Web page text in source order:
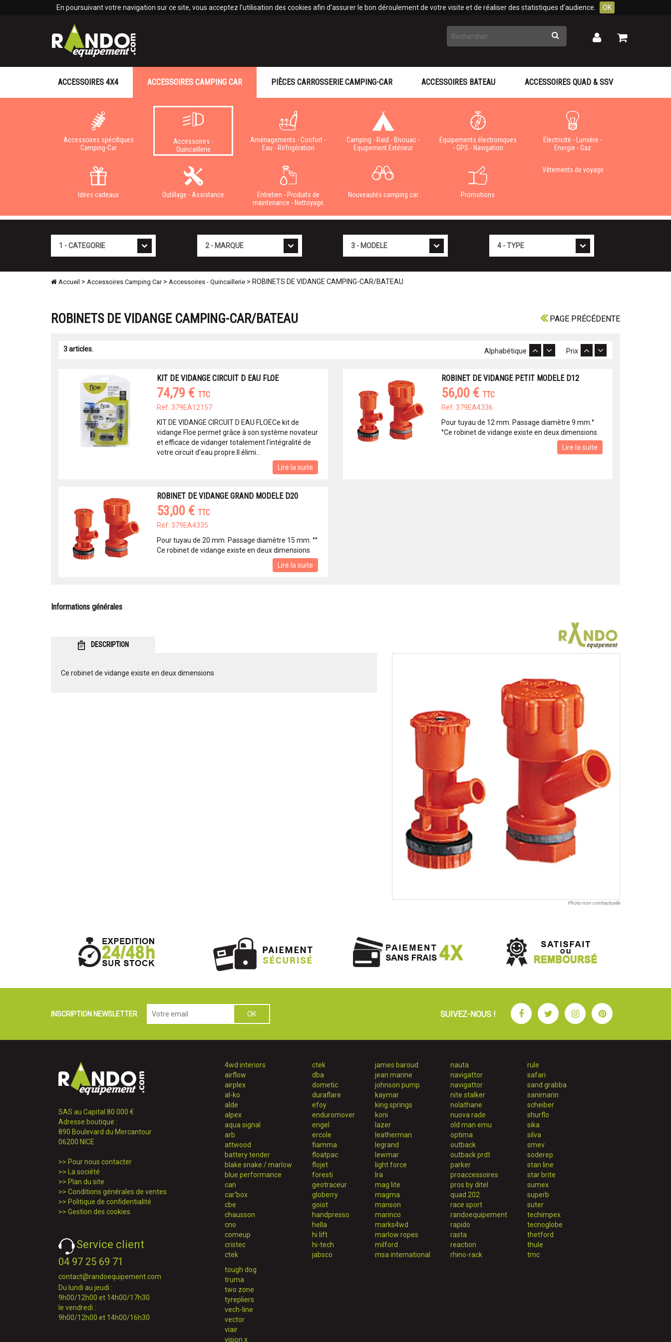
En poursuivant votre navigation sur ce site, vous acceptez l'utilisation des cookies afin d'assurer le bon déroulement de votre visite et de réaliser des statistiques d'audience. OK
Rechercher Mon
Mon
ACCESSOIRES 4X4 ACCESSOIRES CAMPING CAR
Accessoires spécifiques
Camping-Car
Accessoires -
Quincaillerie
Aménagements - Confort -
Eau - Réfrigération
Camping - Raid - Bivouac -
Equipement Extérieur
Equipements électroniques
- GPS - Navigation
Electricité - Lumière -
Energie - Gaz
Idées cadeaux Outillage - Assistance
Entretien - Produits de
maintenance - Nettoyage
Nouveautés camping car Promotions
Vêtements de voyage
PIÈCES CARROSSERIE CAMPING-CAR ACCESSOIRES BATEAU ACCESSOIRES QUAD & SSV
Accueil > Accessoires Camping Car> Accessoires - Quincaillerie > ROBINETS DE VIDANGE CAMPING-CAR/BATEAU
PAGE PRÉCÉDENTE
ROBINETS DE VIDANGE CAMPING-CAR/BATEAU
3 articles. Prix
Alphabétique
KIT DE VIDANGE CIRCUIT D EAU FLOE
74,79 € TTC
Réf: 379EA12157
KIT DE VIDANGE CIRCUIT D EAU FLOECe kit de
vidange Floe permet grâce à son système novateur
et efficace de vidanger totalement l'intégralité de
votre circuit d'eau propre.Il élimi...
Lire la suite
ROBINET DE VIDANGE PETIT MODELE D12
56,00 € TTC
Réf: 379EA4336
Pour tuyau de 12 mm. Passage diamètre 9 mm.°
°Ce robinet de vidange existe en deux dimensions
Lire la suite
ROBINET DE VIDANGE GRAND MODELE D20
53,00 € TTC
Réf: 379EA4335
Pour tuyau de 20 mm. Passage diamètre 15 mm. °°
Ce robinet de vidange existe en deux dimensions
Lire la suite
Informations générales
DESCRIPTION
Ce robinet de vidange existe en deux dimensions
Photo non contractuelle
INSCRIPTION NEWSLETTER SUIVEZ-NOUS ! FacebookTwitterInstagramPinterest
SAS au Capital 80 000 €
Adresse boutique :
890 Boulevard du Mercantour
06200 NICE
>> Pour nous contacter
>>
La société
>> Plan du site
>> Conditions générales de ventes
>> Politique de confidentialité
>> Gestion des cookies
Service client
04 97 25 69 71
contact@randoequipement.com
Du lundi au jeudi :
9h00/12h00 et 14h00/17h30
le vendredi :
9h00/12h00 et 14h00/16h30
4wd interiors
airflow
airplex
al-ko
alde
alpex
aqua signal
arb
attwood
battery tender
blake snake / marlow
blue performance
can
car'box
cbe
chausson
cno
comeup
cristec
ctek
ctek
dba
dometic
duraflare
efoy
enduromover
engel
ercole
fiamma
floatpac
flojet
foresti
geotraceur
globerry
goiot
handpresso
hella
hi lift
hi-tech
jabsco
james baroud
jean marine
johnson pump
kaymar
king springs
koni
lazer
leatherman
legrand
lewmar
light force
lra
mag lite
magma
manson
marinco
marks4wd
marlow ropes
milford
msa international
nauta
navigattor
navigattor
nite stalker
nolathane
nuova rade
old man emu
optima
outback
outback prdt
parker
proaccessoires
pros by ditel
quad 202
race sport
randoequipement
rapido
rasta
reaction
rhino-rack
rule
safari
sand grabba
sanimarin
scheiber
shurflo
sika
silva
smev
soderep
stan line
star brite
sumex
superb
suter
techimpex
tecnoglobe
thetford
thule
tmc
tough dog
truma
two zone
tyrepliers
vech-line
vector
viair
vision x
Panneau de gestion des cookies